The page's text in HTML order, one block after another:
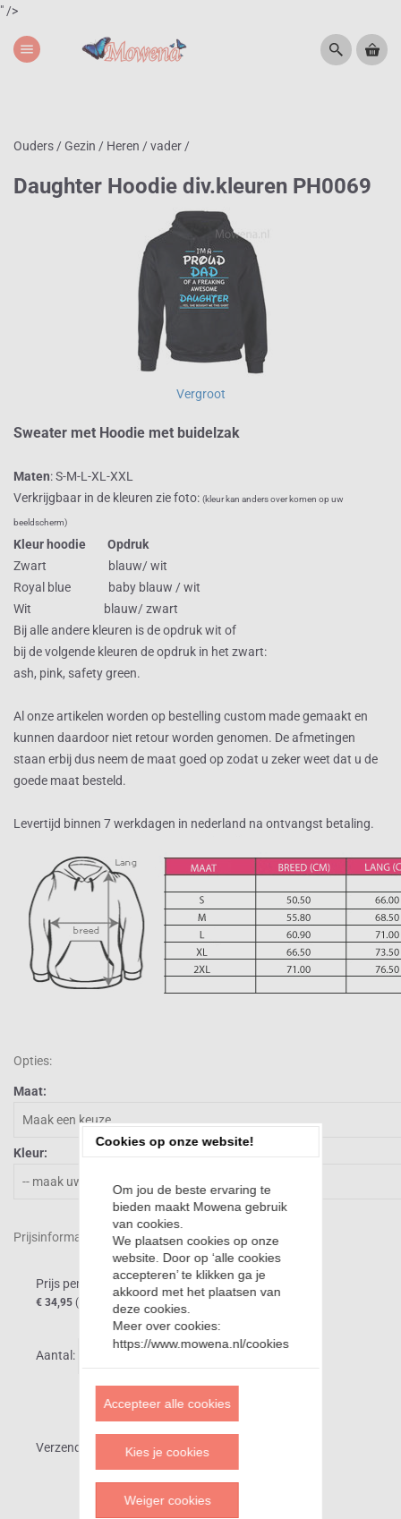
" />
menu
Ouders / Gezin / Heren / vader /
Daughter Hoodie div.kleuren PH0069
Vergroot
Sweater met Hoodie met buidelzak
Maten: S-M-L-XL-XXL
Verkrijgbaar in de kleuren zie foto: (kleur kan anders over komen op uw
beeldscherm)
Kleur hoodie Opdruk
Zwart blauw/ wit
Royal blue baby blauw / wit
Wit blauw/ zwart
Bij alle andere kleuren is de opdruk wit of
bij de volgende kleuren de opdruk in het zwart:
ash, pink, safety green.
Al onze artikelen worden op bestelling custom made gemaakt en
kunnen daardoor niet retour worden genomen. De afmetingen
staan erbij dus neem de maat goed op zodat u zeker weet dat u de
goede maat besteld.
Levertijd binnen 7 werkdagen in nederland na ontvangst betaling.
Opties:
Maat:
Kleur:
Prijsinformatie:
Prijs per stuk:
€ 34,95 (€ 34,95 + € 0,00)
Aantal:
Verzendkosten
Cookies op onze website!
Om jou de beste ervaring te
bieden maakt Mowena gebruik
van cookies.
We plaatsen cookies op onze
website. Door op ‘alle cookies
accepteren’ te klikken ga je
akkoord met het plaatsen van
deze cookies.
Meer over cookies:
https://www.mowena.nl/cookies
Accepteer alle cookies
Kies je cookies
Weiger cookies